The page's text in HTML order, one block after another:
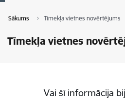
Sākums Tīmekļa vietnes novērtējums
Tīmekļa vietnes
Vai šī informācija